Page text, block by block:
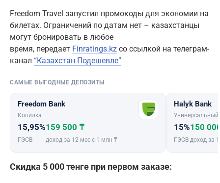
Freedom Travel запустил промокоды для экономии на
билетах. Ограничений по датам нет – казахстанцы
могут бронировать в любое
время, передает Finratings.kz со ссылкой на телеграм-
канал “Казахстан Подешевле”
САМЫЕ ВЫГОДНЫЕ ДЕПОЗИТЫ
Freedom Bank
Копилка
15,95%
ГЭСВ
159 500 ₸
доход за 12 мес с 1 млн ₸
Halyk Bank
Универсальный
15%
ГЭСВ
150
доход за
Скидка 5 000 тенге при первом заказе: